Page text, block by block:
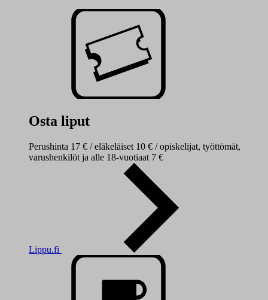
Osta liput
Perushinta 17 € / eläkeläiset 10 € / opiskelijat, työttömät,
varushenkilöt ja alle 18-vuotiaat 7 €
Lippu.fi